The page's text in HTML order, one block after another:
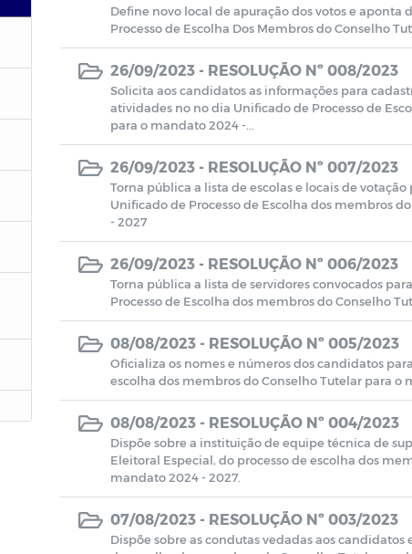
Define novo local de apuração dos votos e
Processo de Escolha Dos Membros do Conselho
26/09/2023 - RESOLUÇÃO Nº 008/2023
Solicita aos candidatos as informações para
atividades no no dia Unificado de Processo de
para o mandato 2024 -...
26/09/2023 - RESOLUÇÃO Nº 007/2023
Torna pública a lista de escolas e locais de
Unificado de Processo de Escolha dos membros
- 2027
26/09/2023 - RESOLUÇÃO Nº 006/2023
Torna pública a lista de servidores convocados
Processo de Escolha dos membros do Conselho
08/08/2023 - RESOLUÇÃO Nº 005/2023
Oficializa os nomes e números dos candidatos
escolha dos membros do Conselho Tutelar para o
08/08/2023 - RESOLUÇÃO Nº 004/2023
Dispõe sobre a instituição de equipe técnica de
Eleitoral Especial, do processo de escolha dos
mandato 2024 - 2027.
07/08/2023 - RESOLUÇÃO Nº 003/2023
Dispõe sobre as condutas vedadas aos candidatos